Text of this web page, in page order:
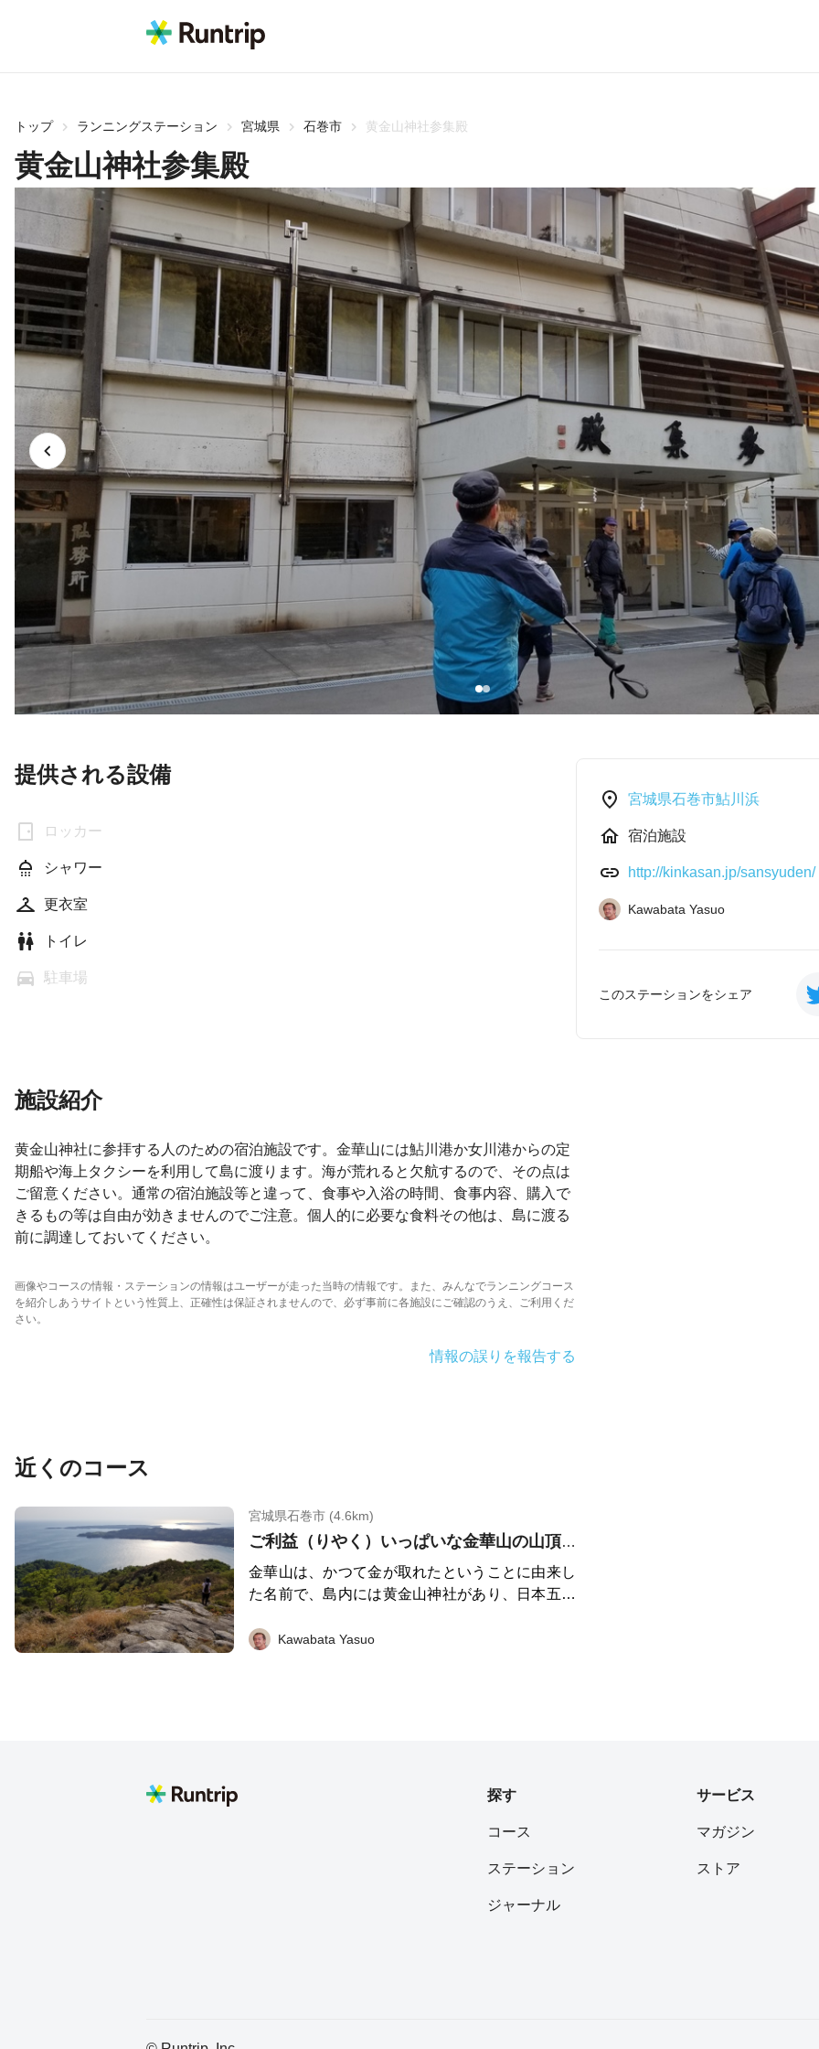
トップ ランニングステーション 宮城県 石巻市 黄金山神社参集殿
黄金山神社参集殿
提供される設備
ロッカー
シャワー
更衣室
トイレ
駐車場
施設紹介
黄金山神社に参拝する人のための宿泊施設です。金華山には鮎川港か女川港からの定
期船や海上タクシーを利用して島に渡ります。海が荒れると欠航するので、その点は
ご留意ください。通常の宿泊施設等と違って、食事や入浴の時間、食事内容、購入で
きるもの等は自由が効きませんのでご注意。個人的に必要な食料その他は、島に渡る
前に調達しておいてください。
画像やコースの情報・ステーションの情報はユーザーが走った当時の情報です。また、みんなでランニングコース
を紹介しあうサイトという性質上、正確性は保証されませんので、必ず事前に各施設にご確認のうえ、ご利用くだ
さい。
情報の誤りを報告する
近くのコース
宮城県石巻市 (4.6km)
ご利益（りやく）いっぱいな金華山の山頂から
金華山は、かつて金が取れたということに由来し
た名前で、島内には黄金山神社があり、日本五大
すると一生お金に困らないのだとか（「困らな
まま残された美しい森林の中で鹿がゆったりと草
半島などの陸地を見渡す風景は一見の価値あり。
では比較的整備されていますので、特に神社から
出発して稜線にたどり着くまでの間(八合目まで）
Kawabata Yasuo
宮城県石巻市鮎川浜
宿泊施設
http://kinkasan.jp/sansyuden/
Kawabata Yasuo
このステーションをシェア
探す
コース
ステーション
ジャーナル
サービス
マガジン
ストア